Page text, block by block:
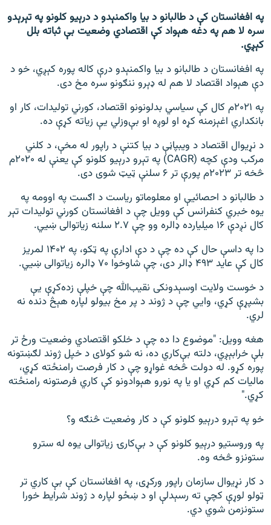
د ازادې اروپا/ ازادي راډيو ټولې پاڼې
په افغانستان کې د طالبانو د بیا واکمنېدو د درېیو کلونو په تېرېدو
سره لا هم په دغه هېواد کې اقتصادي وضعیت بې ثباته بلل
کېږي.
په افغانستان د طالبانو د بیا واکمنېدو درې کاله پوره کېږي، خو د
دې هېواد اقتصاد لا هم له ډېرو ننګونو سره مخ دی.
په ۲۰۲۱م کال کې سیاسي بدلونونو اقتصاد، کورني تولیدات، کار او
بانکداري اغېزمنه کړه او لوږه او بې‌وزلي یې زیاته کړې ده.
د نړیوال اقتصاد د ویبپاڼې د بیا کتنې د راپور له مخې، د کلني
مرکب ودې کچه (CAGR) په تېرو درېیو کلونو کې یعنې له ۲۰۲۰م
څخه تر ۲۰۲۳م پورې تر ۶ سلنې ټيټ شوی دی.
د طالبانو د احصائیې او معلوماتو ریاست د اګست په اوومه په
یوه خبري کنفرانس کې وویل چې د افغانستان کورني تولیدات تېر
کال نږدې ۱۶ میلیارده ډالره وو چې ۲.۷ سلنه زیاتوالی ښيي.
دا په داسې حال کې ده چې د دې ادارې په ټکو، په ۱۴۰۲ لمریز
کال کې عاید ۴۹۳ ډالر دی، چې شاوخوا ۷۰ ډالره زیاتوالی ښيي.
د خوست ولايت اوسېدونکى نقيب‌الله چې خپلې زده‌کړې يې
بشپړې کړي، وايي چې د ژوند د پر مخ بیولو لپاره هېڅ دنده نه
لري.
هغه وویل: "موضوع دا ده چې د خلکو اقتصادي وضعیت ورځ تر
بلې خرابېږي، دلته بې‌کاري ده، نه شو کولای د خپل ژوند لګښتونه
پوره کړو. له دولت څخه غواړو چې د کار فرصت رامنځته کړي،
مالیات کم کړي او یا په نورو هېوادونو کې کاري فرصتونه رامنځته
کړي."
خو په تېرو درېیو کلونو کې د کار وضعیت څنګه و؟
په وروستیو درېیو کلونو کې د بې‌کارۍ زیاتوالی یوه له سترو
ستونزو څخه وه.
د کار نړیوال سازمان راپور ورکړی، په افغانستان کې بې کاري تر
ټولو لوړې کچې ته رسېدلې او د ښځو لپاره د ژوند شرایط خورا
ستونزمن شوي دي.